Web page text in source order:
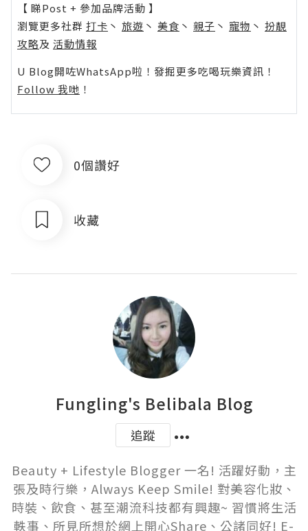
【 睇Post + 參加品牌活動 】
瀏覽更多社群 打卡 丶 旅遊 丶 美食 丶 親子 丶 寵物 丶 扮靚
攻略及 活動情報
U Blog開咗WhatsApp啦！發掘更多吃喝玩樂資訊！
Follow 我哋 ！
0個讚好
收藏
Fungling's Belibala Blog
追蹤
Beauty + Lifestyle Blogger 一名! 活躍好動，主
張及時行樂，Always Keep Smile! 對美容化妝、
時裝、飲食、甚至潮流科技都有興趣~ 習慣將生活
軼事、所見所想於網上開心Share、公諸同好! E-